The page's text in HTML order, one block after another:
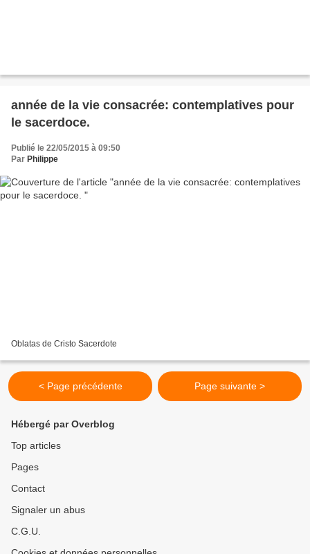
année de la vie consacrée: contemplatives pour
le sacerdoce.
Publié le 22/05/2015 à 09:50
Par Philippe
Oblatas de Cristo Sacerdote
< Page précédente Page suivante >
Hébergé par Overblog
Top articles
Pages
Contact
Signaler un abus
C.G.U.